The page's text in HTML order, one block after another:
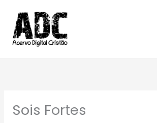
para
conteúdo
Sois Fortes